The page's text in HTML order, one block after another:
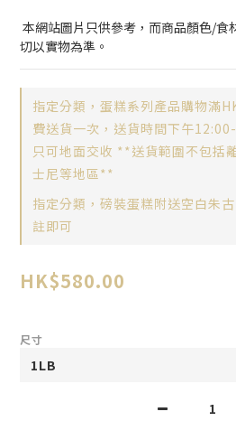
切以實物為準。
指定分類，蛋糕系列產品購物滿
費送貨一次，送貨時間下午
只可地面交收 **送貨範圍不包括
士尼等地區**
指定分類，磅裝蛋糕附送空白朱
註即可
HK$580.00
尺寸